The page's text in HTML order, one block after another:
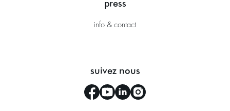
press
info & contact
suivez nous